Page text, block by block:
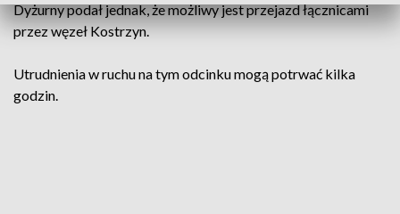
Dyżurny podał jednak, że możliwy jest przejazd łącznicami
przez węzeł Kostrzyn.
Utrudnienia w ruchu na tym odcinku mogą potrwać kilka
godzin.